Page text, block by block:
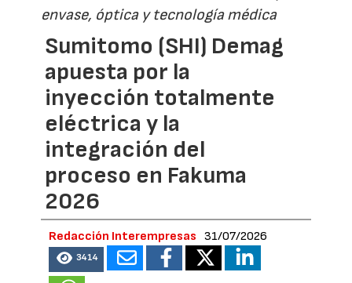
envase, óptica y tecnología médica
Sumitomo (SHI) Demag
apuesta por la
inyección totalmente
eléctrica y la
integración del
proceso en Fakuma
2026
Redacción Interempresas 31/07/2026
3414